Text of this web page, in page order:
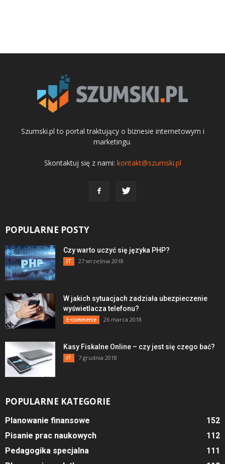
Szumski.pl to portal traktujący o biznesie internetowym i
marketingu.
Skontaktuj się z nami: kontakt@szumski.pl
POPULARNE POSTY
Czy warto uczyć się języka PHP?
IT 27 września 2018
W jakich sytuacjach zadziała ubezpieczenie
wyświetlacza telefonu?
E-commerce 26 marca 2018
Kasy Fiskalne Online – czy jest się czego bać?
IT 7 grudnia 2018
POPULARNE KATEGORIE
Planowanie finansowe
152
Pisanie prac naukowych
112
Pedagogika specjalna
111